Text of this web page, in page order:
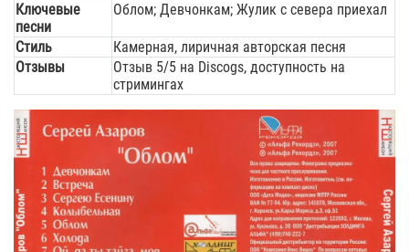
Ключевые
песни
Облом; Девчонкам; Жулик с севера приехал
Стиль
Камерная, лиричная авторская песня
Отзывы
Отзыв 5/5 на Discogs, доступность на
стримингах